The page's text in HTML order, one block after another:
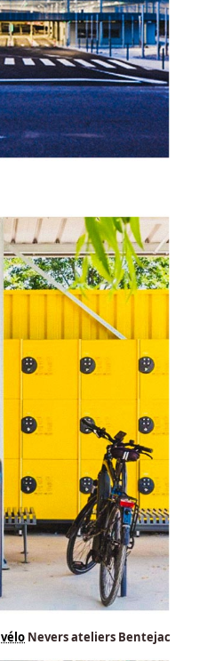
vélo Nevers ateliers Bentejac